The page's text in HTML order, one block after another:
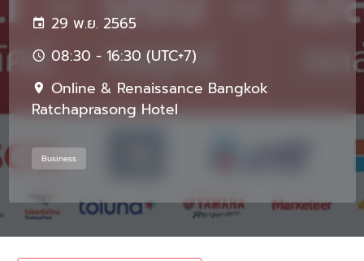
29 พ.ย. 2565
08:30 - 16:30 (UTC+7)
Online & Renaissance Bangkok
Ratchaprasong Hotel
Business